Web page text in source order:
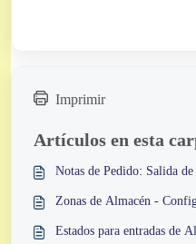
Imprimir
Artículos en esta
Notas de Pedido: Salida
Zonas de Almacén -
Estados para entradas de